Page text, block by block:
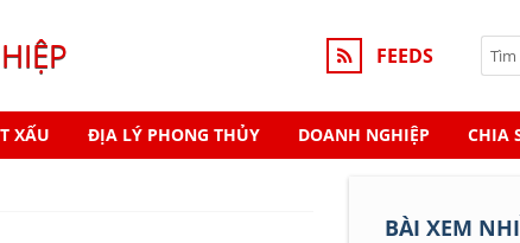
FEEDS
XẤU ĐỊA LÝ PHONG THỦY DOANH NGHIỆP CHIA
BÀI XEM